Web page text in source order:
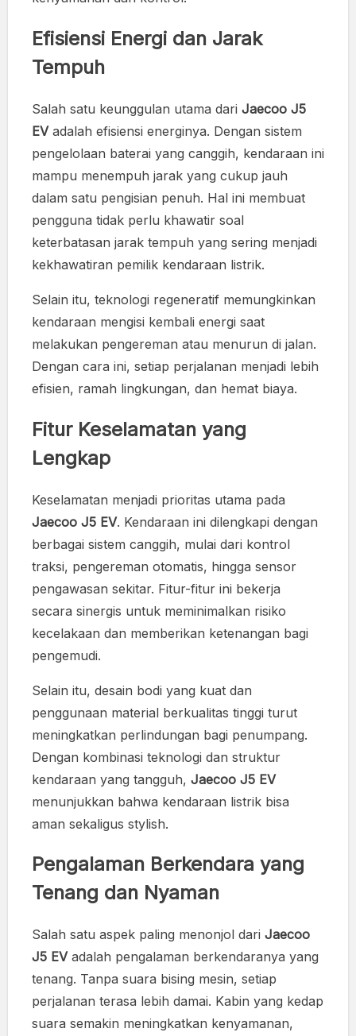
Efisiensi Energi dan Jarak
Tempuh
Salah satu keunggulan utama dari Jaecoo J5
EVadalah efisiensi energinya. Dengan sistem
pengelolaan baterai yang canggih, kendaraan ini
mampu menempuh jarak yang cukup jauh
dalam satu pengisian penuh. Hal ini membuat
pengguna tidak perlu khawatir soal
keterbatasan jarak tempuh yang sering menjadi
kekhawatiran pemilik kendaraan listrik.
Selain itu, teknologi regeneratif memungkinkan
kendaraan mengisi kembali energi saat
melakukan pengereman atau menurun di jalan.
Dengan cara ini, setiap perjalanan menjadi lebih
efisien, ramah lingkungan, dan hemat biaya.
Fitur Keselamatan yang
Lengkap
Keselamatan menjadi prioritas utama pada
Jaecoo J5 EV. Kendaraan ini dilengkapi dengan
berbagai sistem canggih, mulai dari kontrol
traksi, pengereman otomatis, hingga sensor
pengawasan sekitar. Fitur-fitur ini bekerja
secara sinergis untuk meminimalkan risiko
kecelakaan dan memberikan ketenangan bagi
pengemudi.
Selain itu, desain bodi yang kuat dan
penggunaan material berkualitas tinggi turut
meningkatkan perlindungan bagi penumpang.
Dengan kombinasi teknologi dan struktur
kendaraan yang tangguh, Jaecoo J5 EV
menunjukkan bahwa kendaraan listrik bisa
aman sekaligus stylish.
Pengalaman Berkendara yang
Tenang dan Nyaman
Salah satu aspek paling menonjol dari Jaecoo
J5 EVadalah pengalaman berkendaranya yang
tenang. Tanpa suara bising mesin, setiap
perjalanan terasa lebih damai. Kabin yang kedap
suara semakin meningkatkan kenyamanan,